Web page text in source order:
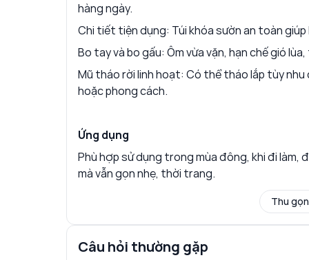
hàng ngày.
Chi tiết tiện dụng: Túi khóa sườn an toàn
Bo tay và bo gấu: Ôm vừa vặn, hạn chế gió
Mũ tháo rời linh hoạt: Có thể tháo lắp tùy
hoặc phong cách.
Ứng dụng
Phù hợp sử dụng trong mùa đông, khi đi làm,
mà vẫn gọn nhẹ, thời trang.
Thu gọn
Câu hỏi thường gặp